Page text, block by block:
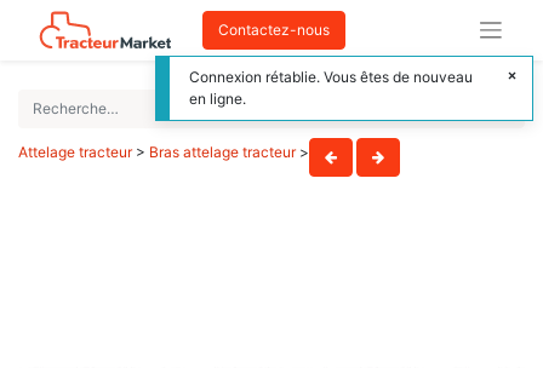
Contactez-nous
Attelage tracteur> Bras attelage tracteur>
Connexion rétablie. Vous êtes de nouveau
en ligne.